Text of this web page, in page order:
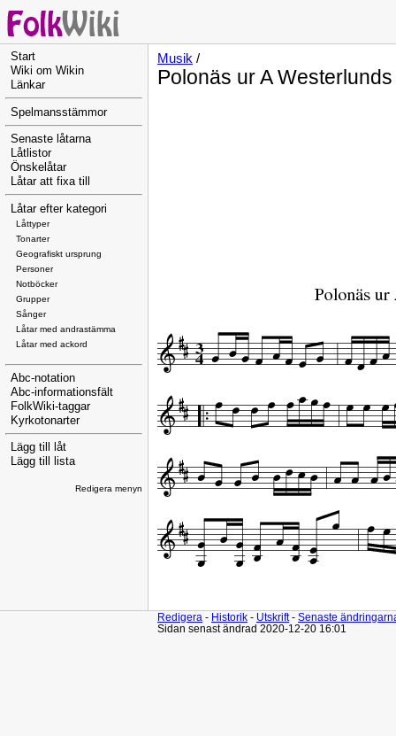
Start
Wiki om Wikin
Länkar
Spelmansstämmor
Senaste låtarna
Låtlistor
Önskelåtar
Låtar att fixa till
Låtar efter kategori
Låttyper
Tonarter
Geografiskt ursprung
Personer
Notböcker
Grupper
Sånger
Låtar med andrastämma
Låtar med ackord
Abc-notation
Abc-informationsfält
FolkWiki-taggar
Kyrkotonarter
Lägg till låt
Lägg till lista
Redigera menyn
Musik /
Polonäs ur A
Redigera - Historik - Utskrift- Senaste
Sidan senast ändrad 2020-12-20 16:01